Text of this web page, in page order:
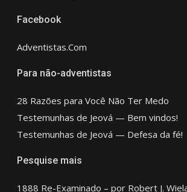
Facebook
Adventistas.Com
Para não-adventistas
28 Razões para Você Não Ter Medo
Testemunhas de Jeová — Bem vindos!
Testemunhas de Jeová — Defesa da fé!
Pesquise mais
1888 Re-Examinado – por Robert J.